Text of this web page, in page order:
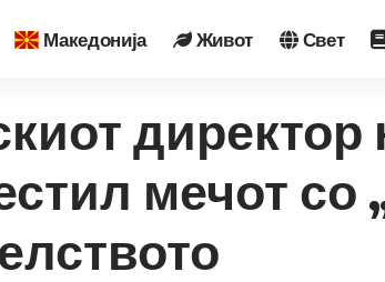
Македонија Живот Свет
мечот